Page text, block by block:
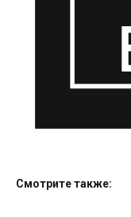
Смотрите также: